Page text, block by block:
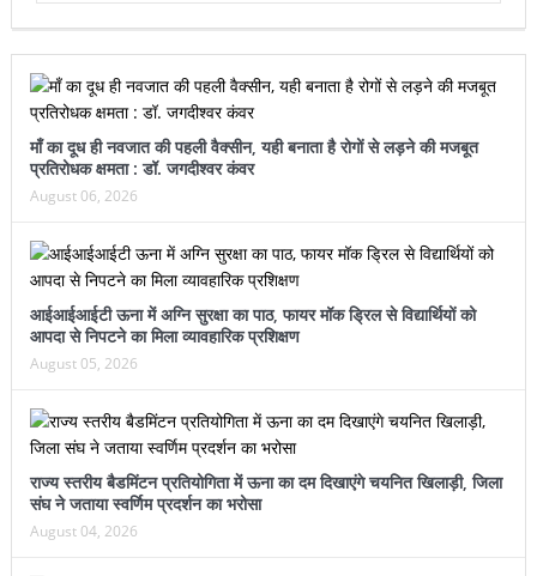
माँ का दूध ही नवजात की पहली वैक्सीन, यही बनाता है रोगों से लड़ने की मजबूत
प्रतिरोधक क्षमता : डॉ. जगदीश्वर कंवर
August 06, 2026
आईआईआईटी ऊना में अग्नि सुरक्षा का पाठ, फायर मॉक ड्रिल से विद्यार्थियों को
आपदा से निपटने का मिला व्यावहारिक प्रशिक्षण
August 05, 2026
राज्य स्तरीय बैडमिंटन प्रतियोगिता में ऊना का दम दिखाएंगे चयनित खिलाड़ी, जिला
संघ ने जताया स्वर्णिम प्रदर्शन का भरोसा
August 04, 2026